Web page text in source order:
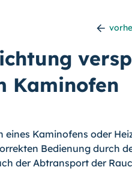
Kaminofen
eines Kaminofens oder
Bedienung durch
der Abtransport der